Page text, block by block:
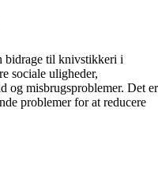
bidrage til knivstikkeri i
sociale uligheder,
og misbrugsproblemer. Det er
problemer for at reducere